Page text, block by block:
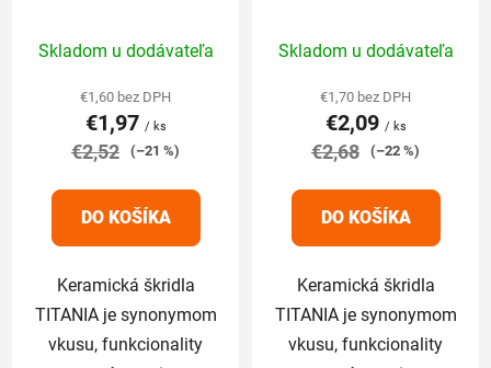
hodnotenie
produktu
je
5,0
5
hviezdičiek.
Skladom u dodávateľa
€1,60 bez DPH
€1,97 / ks
€2,52 (–21 %)
DO KOŠÍKA
Keramická škridla
TITANIA je synonymom
vkusu, funkcionality
hodnotenie
produktu
je
5,0
5
hviezdičiek.
Skladom u dodávateľa
€1,70 bez DPH
€2,09 / ks
€2,68 (–22 %)
DO KOŠÍKA
Keramická škridla
TITANIA je synonymom
vkusu, funkcionality